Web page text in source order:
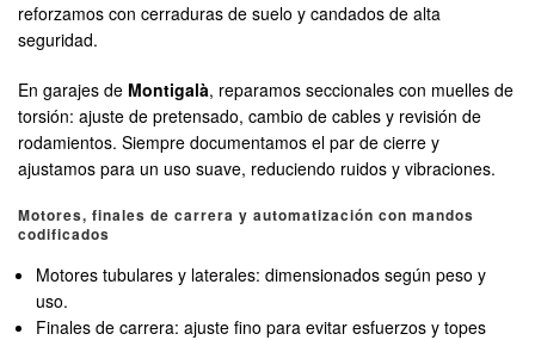
reforzamos con cerraduras de suelo y candados de alta
seguridad.
En garajes de Montigalà, reparamos seccionales con muelles de
torsión: ajuste de pretensado, cambio de cables y revisión de
rodamientos. Siempre documentamos el par de cierre y
ajustamos para un uso suave, reduciendo ruidos y vibraciones.
Motores, finales de carrera y automatización con mandos
codificados
Motores tubulares y laterales: dimensionados según peso y
uso.
Finales de carrera: ajuste fino para evitar esfuerzos y topes